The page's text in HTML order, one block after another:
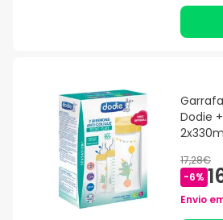
Dodie
17,28€
-6%
Envio